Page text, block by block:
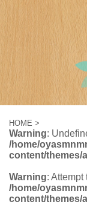
HOME >
Warning:
/home/
content/themes/
Warning:
/home/
content/themes/